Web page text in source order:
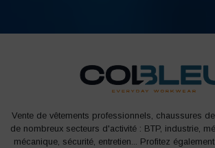
Vente de vêtements professionnels, chaussures
de nombreux secteurs d'activité : BTP, industrie,
mécanique, sécurité, entretien... Profitez